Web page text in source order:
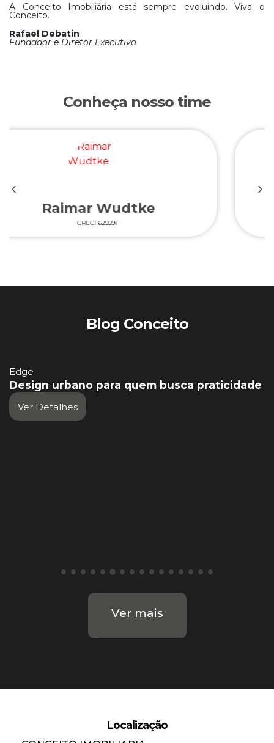
A Conceito Imobiliária está sempre evoluindo. Viva o
Conceito.
Rafael Debatin
Fundador e Diretor Executivo
Conheça nosso time
Wenderson Orlando
CRECI
‹ ›
Blog Conceito
Edge
Design urbano para quem busca praticidade
Ver mais
Localização